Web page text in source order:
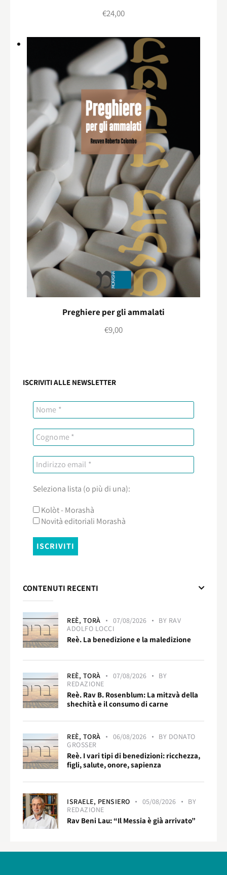
€24,00
Preghiere per gli ammalati
€9,00
ISCRIVITI ALLE NEWSLETTER
Seleziona lista (o più di una):
Kolòt - Morashà
Novità editoriali Morashà
CONTENUTI RECENTI
REÈ, TORÀ 07/08/2026 BY RAV
ADOLFO LOCCI
Reè. La benedizione e la maledizione
REÈ, TORÀ 07/08/2026
BY
REDAZIONE
Reè. Rav B. Rosenblum: La mitzvà della
shechità e il consumo di carne
REÈ, TORÀ 06/08/2026 BY DONATO
GROSSER
Reè. I vari tipi di benedizioni: ricchezza,
figli, salute, onore, sapienza
ISRAELE, PENSIERO 05/08/2026
BY
REDAZIONE
Rav Beni Lau: “Il Messia è già arrivato”